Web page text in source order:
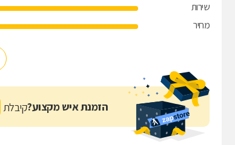
שירות
מחיר
הזמנת איש מקצוע?קיבלת